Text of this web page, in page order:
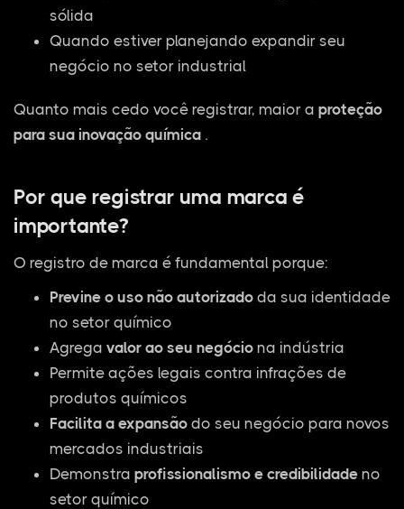
sólida
Quando estiver planejando expandir seu
negócio no setor industrial
Quanto mais cedo você registrar, maior a proteção
para sua inovação química .
Por que registrar uma marca é
importante?
O registro de marca é fundamental porque:
Previne o uso não autorizado da sua identidade
no setor químico
Agrega valor ao seu negócio na indústria
Permite ações legais contra infrações de
produtos químicos
Facilita a expansão do seu negócio para novos
mercados industriais
Demonstra profissionalismo e credibilidade no
setor químico